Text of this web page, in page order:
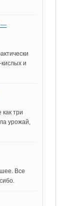
—
и
три
урожай,
Все